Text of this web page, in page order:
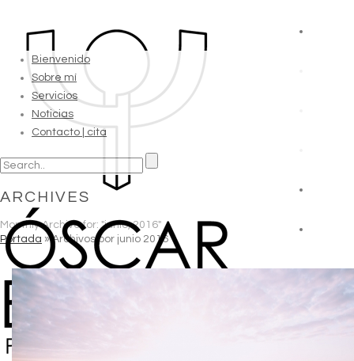
Bienvenido
Sobre mí
Servicios
Noticias
Contacto | cita
ARCHIVES
Monthly Archive for: "junio, 2016"
Portada » Archivos por junio 2016